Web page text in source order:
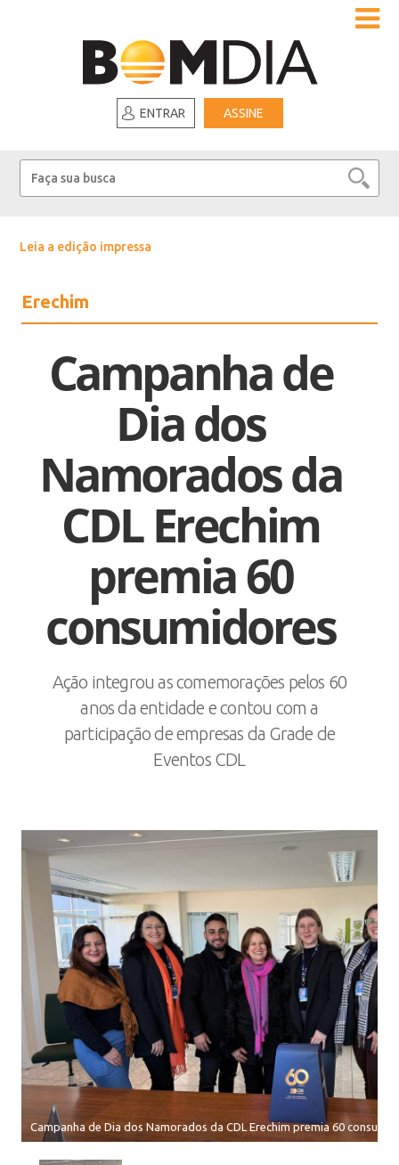
ENTRAR ASSINE
Leia a edição impressa
Erechim
Campanha de
Dia dos
Namorados da
CDL Erechim
premia 60
consumidores
Ação integrou as comemorações pelos 60
anos da entidade e contou com a
participação de empresas da Grade de
Eventos CDL
Campanha de Dia dos Namorados da CDL Erechim premia 60